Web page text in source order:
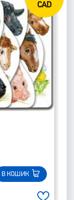
CAD
В КОШИК